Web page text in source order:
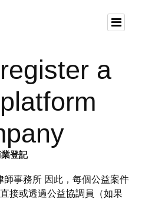
a
登記
師事務所 因此，每個公益案件
接或透過公益協調員（如果